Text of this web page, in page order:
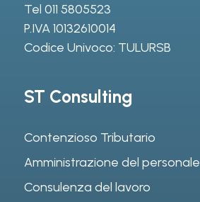
Tel 011 5805523
P.IVA 10132610014
Codice Univoco: TULURSB
ST Consulting
Contenzioso Tributario
Amministrazione del personale
Consulenza del lavoro